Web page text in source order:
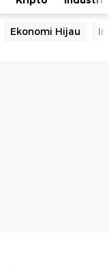
Ekonomi Hijau